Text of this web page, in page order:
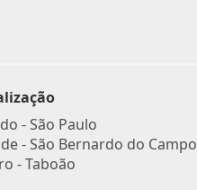
-São Paulo
-São Bernardo do Campo
-Taboão